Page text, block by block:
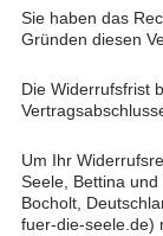
Sie haben das
Gründen diesen
Die Widerrufsfrist
Um Ihr
Seele, Bettina
Bocholt,
fuer-die-seele.de)